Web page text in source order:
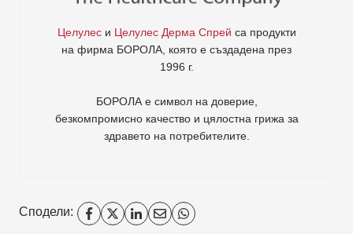
Целулеси Целулес Дерма Спрей са продукти
на фирма БОРОЛА , която е създадена през
1996 г.
БОРОЛА е символ на доверие,
безкомпромисно качество и цялостна грижа за
здравето на потребителите.
Сподели: